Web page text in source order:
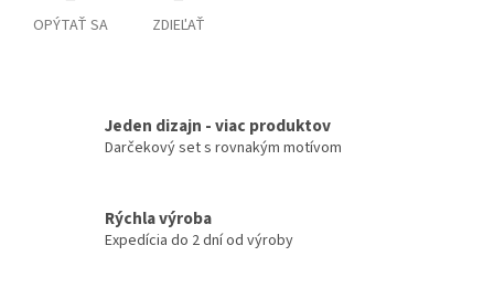
OPÝTAŤ SA ZDIEĽAŤ
Jeden dizajn - viac produktov
Darčekový set s rovnakým motívom
Rýchla výroba
Expedícia do 2 dní od výroby